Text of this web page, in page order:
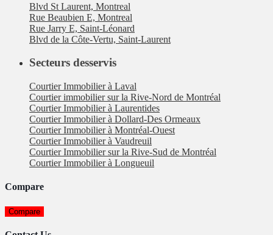
Blvd St Laurent, Montreal
Rue Beaubien E, Montreal
Rue Jarry E, Saint-Léonard
Blvd de la Côte-Vertu, Saint-Laurent
Secteurs desservis
Courtier Immobilier à Laval
Courtier immobilier sur la Rive-Nord de Montréal
Courtier Immobilier à Laurentides
Courtier Immobilier à Dollard-Des Ormeaux
Courtier Immobilier à Montréal-Ouest
Courtier Immobilier à Vaudreuil
Courtier Immobilier sur la Rive-Sud de Montréal
Courtier Immobilier à Longueuil
Compare
Compare